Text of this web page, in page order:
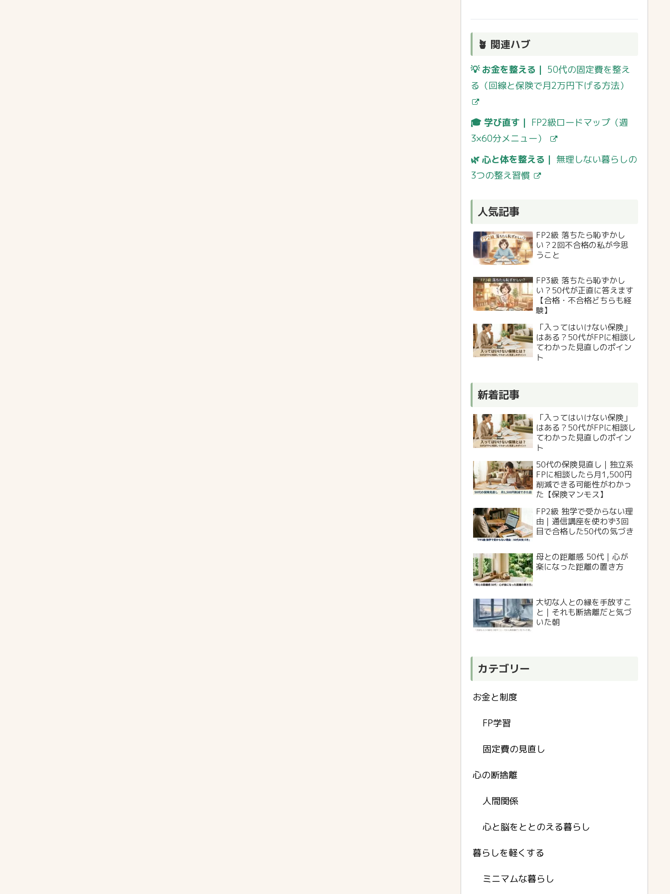
🪴 関連ハブ
💡 お金を整える｜ 50代の固定費を整え
る（回線と保険で月2万円下げる方法）
🎓 学び直す｜ FP2級ロードマップ（週
3×60分メニュー）
🌿 心と体を整える｜ 無理しない暮らしの
3つの整え習慣
人気記事
FP2級 落ちたら恥ずかし
い？2回不合格の私が今思
うこと
FP3級 落ちたら恥ずかし
い？50代が正直に答えます
【合格・不合格どちらも経
験】
「入ってはいけない保険」
はある？50代がFPに相談し
てわかった見直しのポイン
ト
新着記事
「入ってはいけない保険」
はある？50代がFPに相談し
てわかった見直しのポイン
ト
50代の保険見直し｜独立系
FPに相談したら月1,500円
削減できる可能性がわかっ
た【保険マンモス】
FP2級 独学で受からない理
由｜通信講座を使わず3回
目で合格した50代の気づき
母との距離感 50代｜心が
楽になった距離の置き方
大切な人との縁を手放すこ
と｜それも断捨離だと気づ
いた朝
カテゴリー
お金と制度
FP学習
固定費の見直し
心の断捨離
人間関係
心と脳をととのえる暮らし
暮らしを軽くする
ミニマムな暮らし